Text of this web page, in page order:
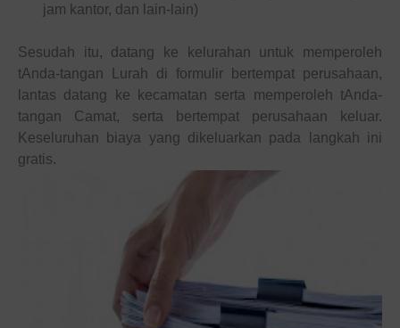
jam kantor, dan lain-lain)
Sesudah itu, datang
ke kelurahan untuk memperoleh
tAnda-tangan Lurah di formulir bertempat perusahaan,
lantas datang
ke kecamatan serta memperoleh tAnda-
tangan Camat, serta bertempat perusahaan keluar.
Keseluruhan
biaya yang dikeluarkan pada langkah ini
gratis.